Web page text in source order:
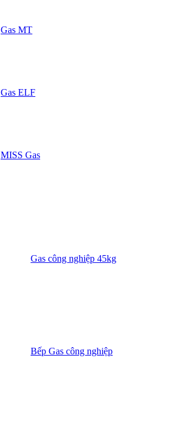
Gas MT
Gas ELF
MISS Gas
Gas công nghiệp 45kg
Bếp Gas công nghiệp